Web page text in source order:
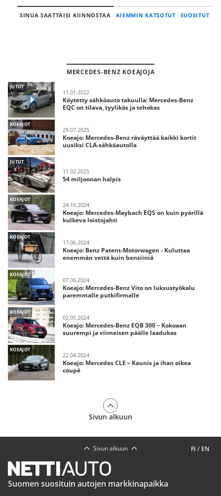
SINUA SAATTAISI KIINNOSTAA AIEMMIN KATSOTUT SUOSITUT
MERCEDES-BENZ KOEAJOJA
JUTUT
11.01.2022
Käytetty sähköauto takuulla: Mercedes-Benz
EQC on tilava, tyylikäs ja tehokas
KOEAJOT
29.07.2025
Koeajo: Mercedes-Benz räväyttää kaikki kortit
uusiksi CLA-sähköautolla
JUTUT
11.02.2025
54 miljoonan halpis
KOEAJOT
24.10.2024
Koeajo: Mercedes-Maybach EQS on kuin pyörillä
kulkeva loistojahti
KOEAJOT
17.06.2024
Koeajo: Benz Patent-Motorwagen - Kuluttaa
enemmän vettä kuin bensiiniä
KOEAJOT
07.06.2024
Koeajo: Mercedes-Benz Vito on luksustyökalu
paremmalle putkifirmalle
KOEAJOT
02.05.2024
Koeajo: Mercedes-Benz EQB 300 – Kokoaan
suurempi ja viimeisen päälle laadukas
KOEAJOT
22.04.2024
Koeajo: Mercedes CLE – Kaunis ja ihan oikea
coupé
Sivun alkuun
FI / EN
Sivun alkuun
Suomen suosituin autojen markkinapaikka